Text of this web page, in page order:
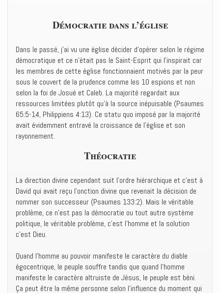
Démocratie dans l’église
Dans le passé, j’ai vu une église décider d’opérer selon le régime
démocratique et ce n’était pas le Saint-Esprit qui l’inspirait car
les membres de cette église fonctionnaient motivés par la peur
sous le couvert de la prudence comme les 10 espions et non
selon la foi de Josué et Caleb. La majorité regardait aux
ressources limitées plutôt qu’à la source inépuisable (Psaumes
65:5-14, Philippiens 4:13). Ce statu quo imposé par la majorité
avait évidemment entravé la croissance de l’église et son
rayonnement.
Théocratie
La direction divine cependant suit l’ordre hiérarchique et c’est à
David qui avait reçu l’onction divine que revenait la décision de
nommer son successeur (Psaumes 133:2). Mais le véritable
problème, ce n’est pas la démocratie ou tout autre système
politique, le véritable problème, c’est l’homme et la solution
c’est Dieu.
Quand l’homme au pouvoir manifeste le caractère du diable
égocentrique, le peuple souffre tandis que quand l’homme
manifeste le caractère altruiste de Jésus, le peuple est béni.
Ça peut être la même personne selon l’influence du moment qui